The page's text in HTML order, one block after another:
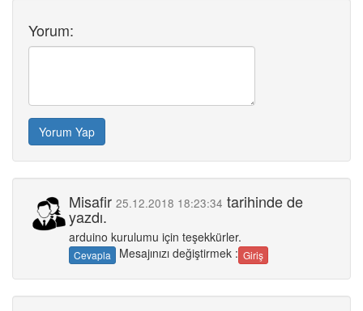
Yorum:
Yorum Yap
Misafir 25.12.2018 18:23:34 tarihinde de
yazdı.
arduino kurulumu için teşekkürler.
Cevapla Mesajınızı değiştirmek : Giriş